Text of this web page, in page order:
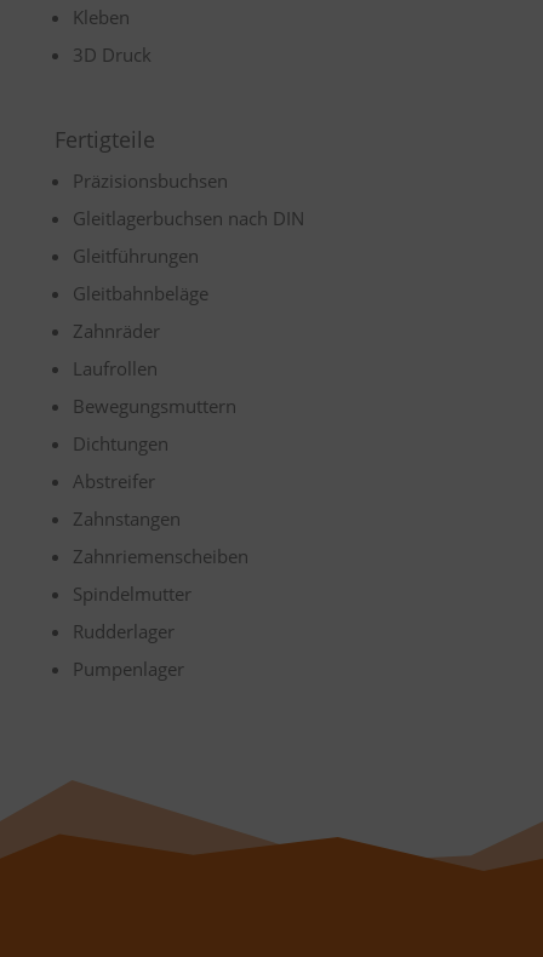
Kleben
3D Druck
Fertigteile
Präzisionsbuchsen
Gleitlagerbuchsen nach DIN
Gleitführungen
Gleitbahnbeläge
Zahnräder
Laufrollen
Bewegungsmuttern
Dichtungen
Abstreifer
Zahnstangen
Zahnriemenscheiben
Spindelmutter
Rudderlager
Pumpenlager